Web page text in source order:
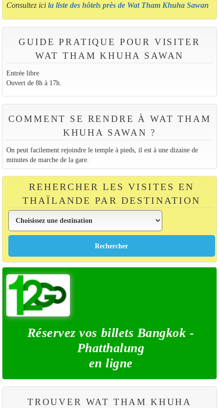
Consultez ici la liste des hôtels près de Wat Tham Khuha Sawan
GUIDE PRATIQUE POUR VISITER
WAT THAM KHUHA SAWAN
Entrée libre
Ouvert de 8h à 17h.
COMMENT SE RENDRE À WAT THAM
KHUHA SAWAN ?
On peut facilement rejoindre le temple à pieds, il est à une dizaine de
minutes de marche de la gare.
REHERCHER LES VISITES EN
THAÏLANDE PAR DESTINATION
Réservez vos billets Bangkok -
Phatthalung
en ligne
TROUVER WAT THAM KHUHA